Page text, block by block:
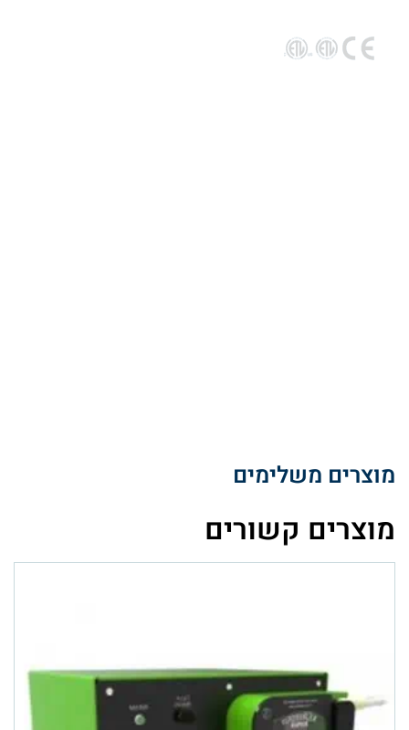
מוצרים משלימים
מוצרים קשורים